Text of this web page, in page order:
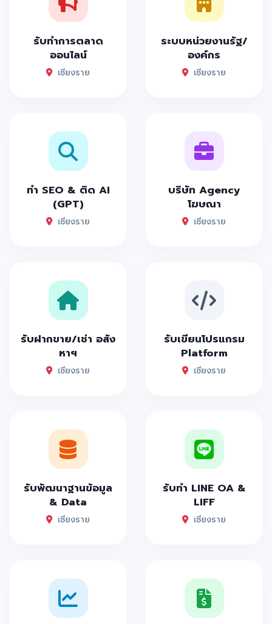
รับทำการตลาด
ออนไลน์
เชียงราย
ระบบหน่วยงานรัฐ/
องค์กร
เชียงราย
ทำ SEO & ติด AI
(GPT)
เชียงราย
บริษัท Agency
โฆษณา
เชียงราย
รับฝากขาย/เช่า อสัง
หาฯ
เชียงราย
รับเขียนโปรแกรม
Platform
เชียงราย
รับพัฒนาฐานข้อมูล
& Data
เชียงราย
รับทำ LINE OA &
LIFF
เชียงราย